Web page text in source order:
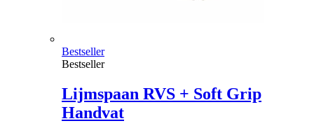
Bestseller
Bestseller
Lijmspaan RVS + Soft Grip
Handvat